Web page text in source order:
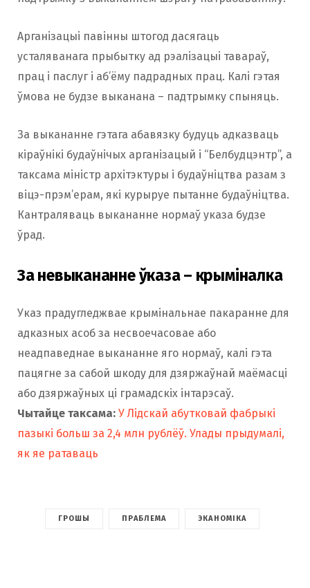
Арганізацыі павінны штогод дасягаць
усталяванага прыбытку ад рэалізацыі тавараў,
прац і паслуг і аб’ёму падрадных прац. Калі гэтая
ўмова не будзе выканана – падтрымку спыняць.
За выкананне гэтага абавязку будуць адказваць
кіраўнікі будаўнічых арганізацый і “Белбудцэнтр”, а
таксама міністр архітэктуры і будаўніцтва разам з
віцэ-прэм’ерам, які курыруе пытанне будаўніцтва.
Кантраляваць выкананне нормаў указа будзе
ўрад.
За невыкананне ўказа – крыміналка
Указ прадугледжвае крымінальнае пакаранне для
адказных асоб за несвоечасовае або
неадпаведнае выкананне яго нормаў, калі гэта
пацягне за сабой шкоду для дзяржаўнай маёмасці
або дзяржаўных ці грамадскіх інтарэсаў.
Чытайце таксама: У Лідскай абутковай фабрыкі
пазыкі больш за 2,4 млн рублёў. Улады прыдумалі,
як яе ратаваць
ГРОШЫ ПРАБЛЕМА ЭКАНОМІКА